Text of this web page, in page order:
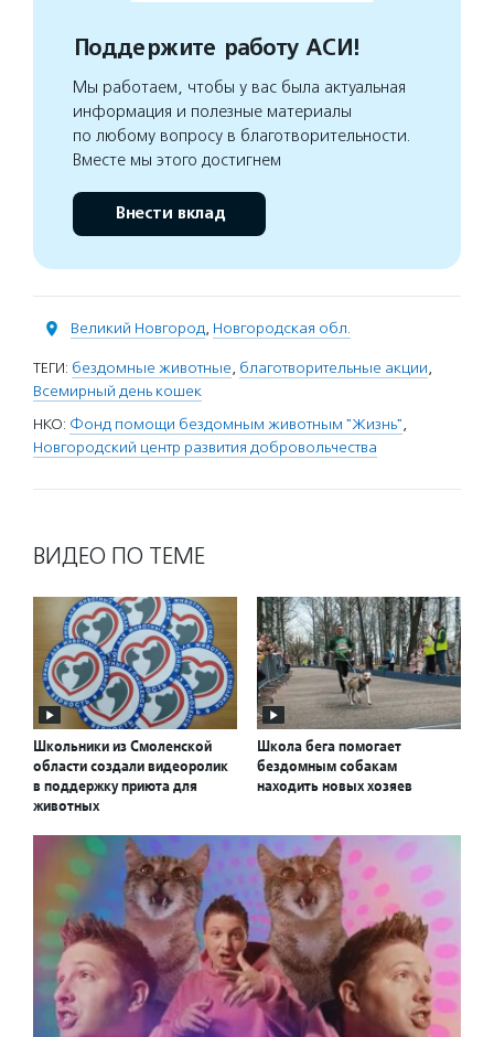
Поддержите работу АСИ!
Мы работаем, чтобы у вас была актуальная
информация и полезные материалы
по любому вопросу в благотворительности.
Вместе мы этого достигнем
Внести вклад
Великий Новгород, Новгородская обл.
ТЕГИ: бездомные животные, благотворительные акции,
Всемирный день кошек
НКО: Фонд помощи бездомным животным "Жизнь",
Новгородский центр развития добровольчества
ВИДЕО ПО ТЕМЕ
Школьники из Смоленской
области создали видеоролик
в поддержку приюта для
животных
Школа бега помогает
бездомным собакам
находить новых хозяев